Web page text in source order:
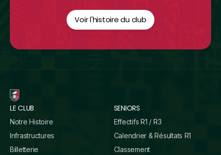
Voir l'histoire du club
LE CLUB
Notre Histoire
Infrastructures
Billetterie
SENIORS
Effectifs R1 / R3
Calendrier & Résultats R1
Classement